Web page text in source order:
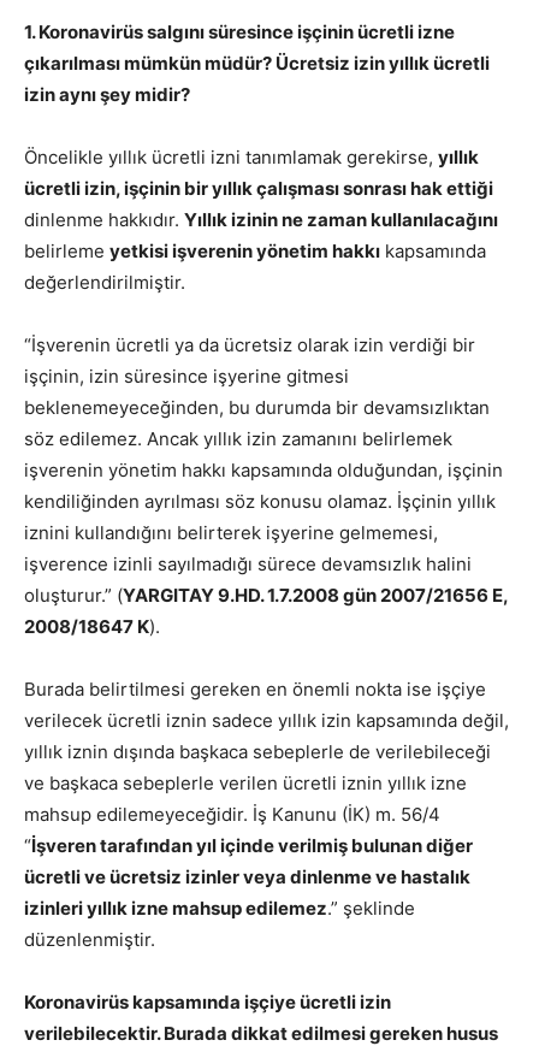
1. Koronavirüs salgını süresince işçinin ücretli izne
çıkarılması mümkün müdür? Ücretsiz izin yıllık ücretli
izin aynı şey midir?
Öncelikle yıllık ücretli izni tanımlamak gerekirse, yıllık
ücretli izin, işçinin bir yıllık çalışması sonrası hak ettiği
dinlenme hakkıdır. Yıllık izinin ne zaman kullanılacağını
belirleme yetkisi işverenin yönetim hakkı kapsamında
değerlendirilmiştir.
“İşverenin ücretli ya da ücretsiz olarak izin verdiği bir
işçinin, izin süresince işyerine gitmesi
beklenemeyeceğinden, bu durumda bir devamsızlıktan
söz edilemez. Ancak yıllık izin zamanını belirlemek
işverenin yönetim hakkı kapsamında olduğundan, işçinin
kendiliğinden ayrılması söz konusu olamaz. İşçinin yıllık
iznini kullandığını belirterek işyerine gelmemesi,
işverence izinli sayılmadığı sürece devamsızlık halini
oluşturur.” (YARGITAY 9.HD. 1.7.2008 gün 2007/21656 E,
2008/18647 K).
Burada belirtilmesi gereken en önemli nokta ise işçiye
verilecek ücretli iznin sadece yıllık izin kapsamında değil,
yıllık iznin dışında başkaca sebeplerle de verilebileceği
ve başkaca sebeplerle verilen ücretli iznin yıllık izne
mahsup edilemeyeceğidir. İş Kanunu (İK) m. 56/4
“İşveren tarafından yıl içinde verilmiş bulunan diğer
ücretli ve ücretsiz izinler veya dinlenme ve hastalık
izinleri yıllık izne mahsup edilemez.” şeklinde
düzenlenmiştir.
Koronavirüs kapsamında işçiye ücretli izin
verilebilecektir. Burada dikkat edilmesi gereken husus